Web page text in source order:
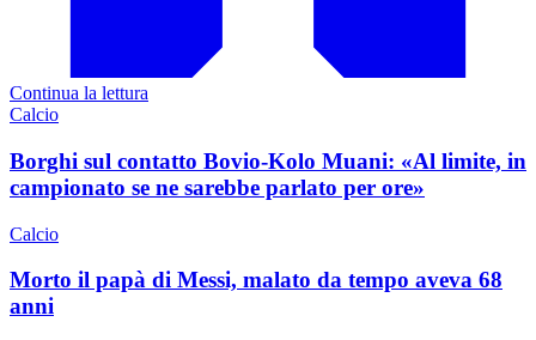
Continua la lettura
Calcio
Borghi sul contatto Bovio-Kolo Muani: «Al limite, in
campionato se ne sarebbe parlato per ore»
Calcio
Morto il papà di Messi, malato da tempo aveva 68
anni